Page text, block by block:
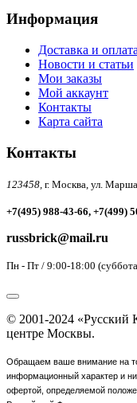
Информация
Доставка и оплата
Новости и статьи
Мои заказы
Мой аккаунт
Контакты
Карта сайта
Контакты
123458, г. Москва, ул.
+7(495) 988-43-66, +7(499)
russbrick@mail.ru
Пн - Пт / 9:00-18:00
© 2001-2024
центре Москвы.
Обращаем ваше внимание на
информационный характер и
офертой, определяемой